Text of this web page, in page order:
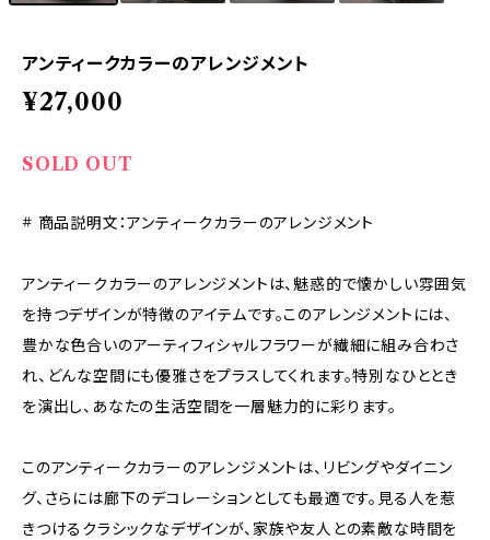
アンティークカラーのアレンジメント
¥27,000
SOLD OUT
# 商品説明文：アンティークカラーのアレンジメント
アンティークカラーのアレンジメントは、魅惑的で懐かしい雰囲気
を持つデザインが特徴のアイテムです。このアレンジメントには、
豊かな色合いのアーティフィシャルフラワーが繊細に組み合わさ
れ、どんな空間にも優雅さをプラスしてくれます。特別なひととき
を演出し、あなたの生活空間を一層魅力的に彩ります。
このアンティークカラーのアレンジメントは、リビングやダイニン
グ、さらには廊下のデコレーションとしても最適です。見る人を惹
きつけるクラシックなデザインが、家族や友人との素敵な時間を